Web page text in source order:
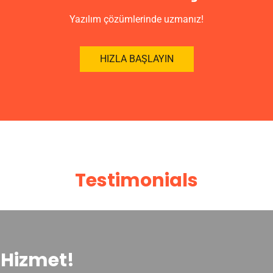
Yazılım çözümlerinde uzmanız!
HIZLA BAŞLAYIN
Testimonials